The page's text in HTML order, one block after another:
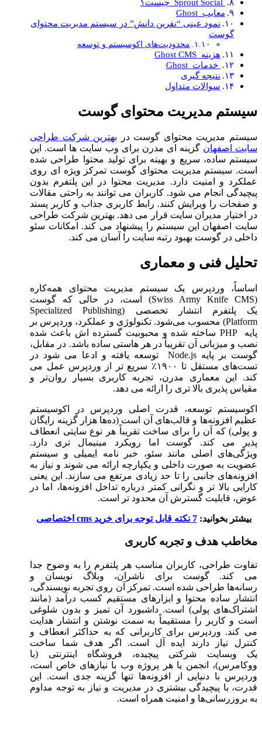
Sprout Social چیست؟
معایب Ghost
نمود عینی “نفرین دانش” در سیستم مدیریت محتوای
گوست
محدودیت‌های اکوسیستم و توسعه
هزینه Ghost CMS
خدمات Ghost
نتیجه گیری
سوالات متداول
سیستم مدیریت محتوای گوست
سیستم مدیریت محتوای گوست در بهترین شرکت طراحی
سایت اصفهان گزینه ‌ای مدرن برای وب ‌سایت‌ ها است. این
سیستم ساده، سریع و بهینه برای تولید محتوا طراحی شده
است. سیستم مدیریت محتوای گوست تمرکز ویژه ‌ای روی
عملکرد و امنیت دارد. مدیریت محتوا در این پلتفرم بدون
پیچیدگی انجام می‌ شود. کاربران می ‌توانند به ‌راحتی مقالات
و صفحات را ویرایش کنند. رابط کاربری جذاب و کاربر پسند
در اختیار مدیران سایت قرار می ‌دهد. بهترین شرکت طراحی
سایت اصفهان این سیستم را پیشنهاد می ‌کند. امکانات سئو
داخلی در گوست بهبود رتبه سایت را آسان می ‌کند.
تحلیل فنی و معماری
اساساً، وردپرس یک سیستم مدیریت محتوای همه‌کاره
(Swiss Army Knife CMS) است، در حالی که گوست
یک پلتفرم انتشار تخصصی (Specialized Publishing
Platform) محسوب می‌شود. تکنولوژی و عملکرد، وردپرس بر
پایه PHP ساخته شده و محبوبیت گسترده ‌اش باعث شده
نصب و میزبانی آن تقریباً در هر هاستی ساده باشد. در مقابل،
گوست بر پایه Node.js توسعه یافته و ادعا می ‌شود در
تست‌های مستقل تا ۱۹۰۰٪ سریع‌ تر از وردپرس عمل می
‌کند. این معماری مدرن، تجربه کاربری بسیار روان‌تر و
مقیاس ‌پذیری بالا تری را ارائه می ‌دهد.
اکوسیستم توسعه، قدرت اصلی وردپرس در اکوسیستم
عظیم افزونه‌ها و قالب‌های آن است (ده‌ها هزار گزینه رایگان
و پولی) که آن را برای ساخت تقریباً هر نوع سایتی انعطاف‌
پذیر می‌ کند. گوست اما رویکرد مینیمال ‌تری دارد.
ویژگی‌های اصلی مانند سئو، خبر نامه ایمیلی و سیستم
عضویت به‌ صورت داخلی و یکپارچه ارائه می ‌شوند و نیاز به
افزونه‌های جانبی را تا حد زیادی مرتفع می ‌سازند. این یعنی
کارایی بالا تر و نگرانی کمتر درباره تداخل افزونه‌ها، اما در
عوض، قابلیت گسترش آن محدود تر است.
بیشتر بخوانید:7 نکته قابل توجه برای خرید cms اختصاصی
مخاطب هدف و تجربه کاربری
تفاوت طراحی، کاربران مناسب هر پلتفرم را به وضوح جدا
می ‌کند. گوست برای ناشران، وبلاگ‌ نویسان ‌و
رسانه‌ها طراحی شده است. تمرکز آن روی تجربه نویسندگی،
انتشار ساده محتوا و ابزارهای مستقیم کسب درآمد (مانند
اشتراک‌های پولی) است. داشبورد آن تمیز و بدون شلوغی
است و کاربر را مستقیماً به سمت نوشتن و انتشار هدایت
می‌ کند. وردپرس برای کاربرانی که به حداکثر انعطاف و
کنترل نیاز دارند ایده ‌آل است. اگر هدف شما ساخت
یک وبسایت شرکتی پیچیده، فروشگاه اینترنتی (با
ووکامرس)، انجمن یا هر پروژه وب با نیازهای خاص است،
وردپرس با دنیایی از افزونه‌ها تنها گزینه جدی است. این
قدرت، با پیچیدگی بیشتری در مدیریت و نیاز به توجه مداوم
به بروزرسانی‌ها و امنیت همراه است.